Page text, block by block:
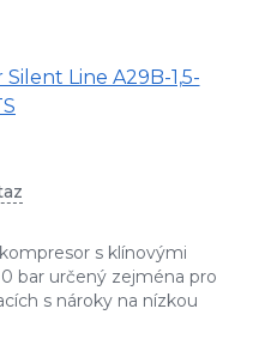
Line A29B-1,5-
s klínovými
bar určený zejména pro
s nároky na nízkou